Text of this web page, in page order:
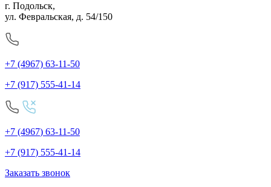
г. Подольск,
ул. Февральская, д. 54/150
+7 (4967) 63-11-50
+7 (917) 555-41-14
+7 (4967) 63-11-50
+7 (917) 555-41-14
Заказать звонок